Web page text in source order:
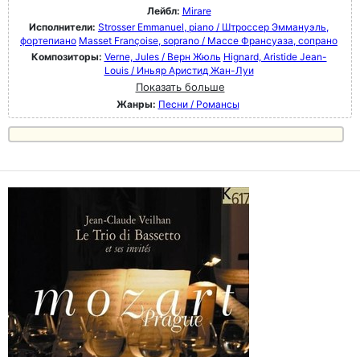
Лейбл: Mirare
Исполнители: Strosser Emmanuel, piano / Штроссер Эммануэль,
фортепиано Masset Françoise, soprano / Массе Франсуаза, сопрано
Композиторы: Verne, Jules / Верн Жюль Hignard, Aristide Jean-
Louis / Иньяр Аристид Жан-Луи
Показать больше
Жанры: Песни / Романсы